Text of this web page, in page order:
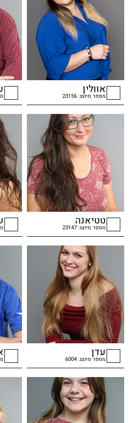
checkbox
אוולין
מספר מיוצג: 23156
checkbox
טטיאנה
מספר מיוצג: 23147
checkbox
עדן
מספר מיוצג: 6004